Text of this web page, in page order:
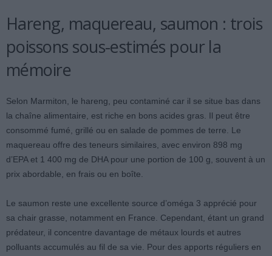
Hareng, maquereau, saumon : trois
poissons sous-estimés pour la
mémoire
Selon Marmiton, le hareng, peu contaminé car il se situe bas dans
la chaîne alimentaire, est riche en bons acides gras. Il peut être
consommé fumé, grillé ou en salade de pommes de terre. Le
maquereau offre des teneurs similaires, avec environ 898 mg
d’EPA et 1 400 mg de DHA pour une portion de 100 g, souvent à un
prix abordable, en frais ou en boîte.
Le saumon reste une excellente source d’oméga 3 apprécié pour
sa chair grasse, notamment en France. Cependant, étant un grand
prédateur, il concentre davantage de métaux lourds et autres
polluants accumulés au fil de sa vie. Pour des apports réguliers en